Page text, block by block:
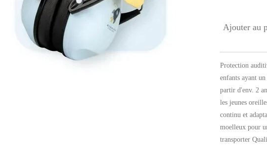
Ajouter au
Protection
enfants ayant
partir d'env. 2
les jeunes
continu et
moelleux pour
transporter